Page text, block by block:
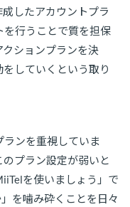
したアカウントプラ
を行うことで質を担保
ションプランを決
していくという取り
ンを重視していま
プラン設定が弱いと
を使いましょう」で
を噛み砕くことを日々